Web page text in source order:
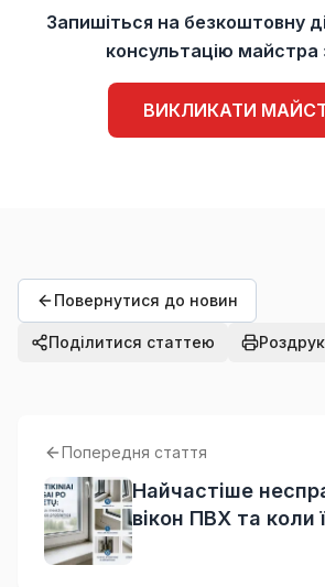
Запишіться на безкоштовну
консультацію майстра
ВИКЛИКАТИ
Повернутися до новин
Поділитися статтею
Попередня стаття
Найчастіше
вікон ПВХ та коли